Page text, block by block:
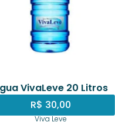
VivaLeve 20 Litros
R$ 30,00
Viva Leve